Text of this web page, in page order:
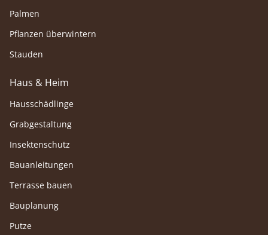
Palmen
Pflanzen überwintern
Stauden
Haus & Heim
Hausschädlinge
Grabgestaltung
Insektenschutz
Bauanleitungen
Terrasse bauen
Bauplanung
Putze